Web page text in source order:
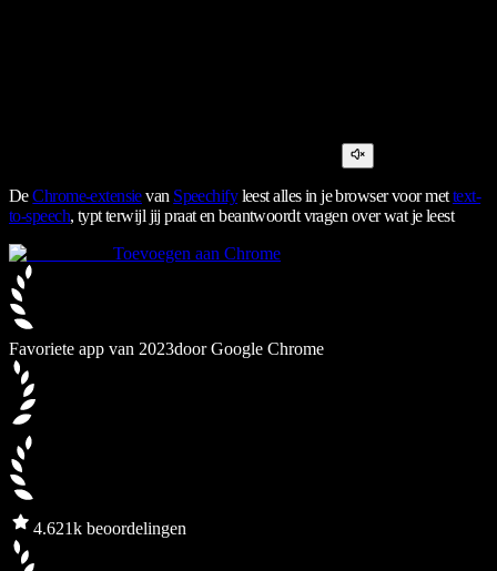
DeChrome-extensievan Speechifyleest alles in je browser voor mettext-
to-speech, typt terwijl jij praat en beantwoordt vragen over wat je leest
Toevoegen aan Chrome
Favoriete app van 2023door Google Chrome
4.621k beoordelingen